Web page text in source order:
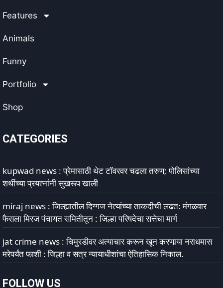
Features
Animals
Funny
Portfolio
Shop
CATEGORIES
kupwad news : प्रेमासाठी थेट टॉवरवर चढला तरुण; पोलिसांच्या
शर्थीच्या प्रयत्नांनी सुखरूप खाली
miraj news : जिल्ह्यातील दिग्गज नेत्यांच्या ताकदीची लढत: मंगळवार
फैसला मिरज पंचायत समितीतून : जिल्हा परिषदेचा सत्तेचा मार्ग
jat crime news : चिमुरडीवर अत्याचार करून खून करणार्‍या नराधमास
मरेपर्यंत फाशी : जिल्हा व सत्र न्यायाधीशांचा ऐतिहासिक निकाल.
FOLLOW US